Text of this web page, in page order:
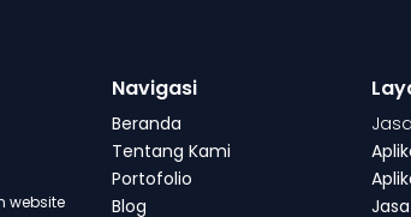
website
Navigasi
Beranda
Tentang Kami
Portofolio
Blog